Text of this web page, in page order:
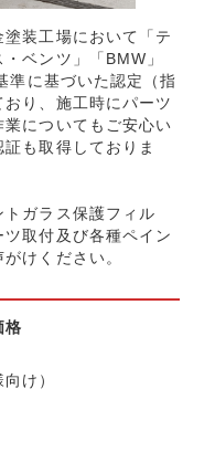
装工場において「テ
ベンツ」「BMW」
準に基づいた認定（指
り、施工時にパーツ
についてもご安心い
も取得しておりま
ガラス保護フィル
取付及び各種ペイン
けください。
格
向け）